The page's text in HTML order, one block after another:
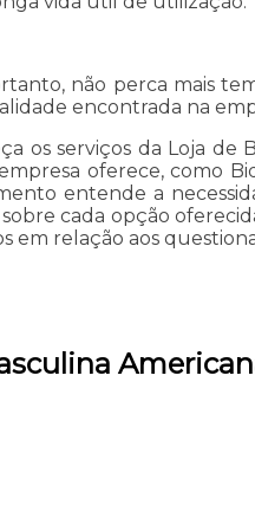
não perca mais
encontrada na
os serviços da Loja de
oferece, como
entende a
cada opção
em relação aos